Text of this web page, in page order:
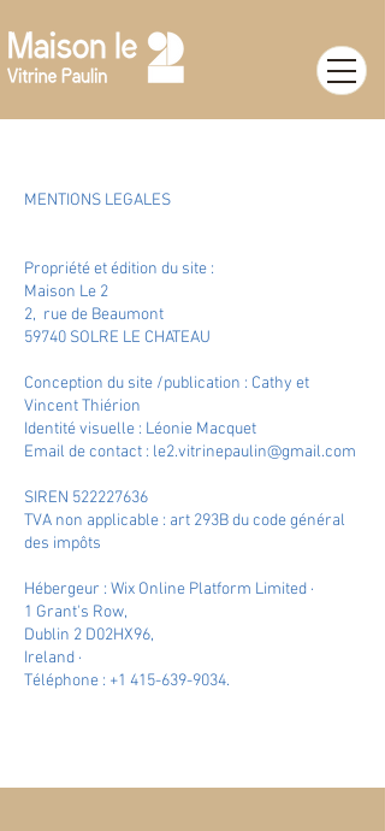
​MENTIONS LEGALES
Propriété et édition du site :
Maison Le 2
2, rue de Beaumont
59740 SOLRE LE CHATEAU
Conception du site /publication : Cathy et
Vincent Thiérion
Identité visuelle : Léonie Macquet
Email de contact : le2.vitrinepaulin@gmail.com
SIREN 522227636
TVA non applicable : art 293B du code général
des impôts
Hébergeur : Wix Online Platform Limited ·
1 Grant's Row,
Dublin 2 D02HX96,
Ireland ·
Téléphone : +1 415-639-9034.